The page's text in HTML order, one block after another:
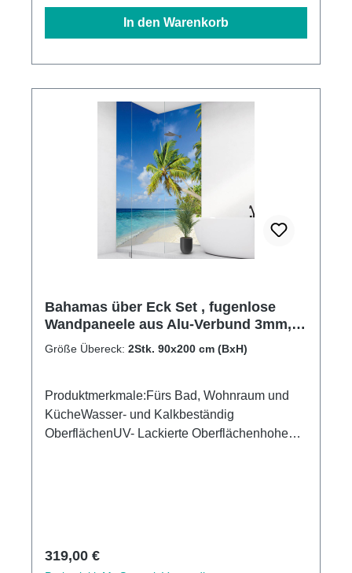
In den Warenkorb
Bahamas über Eck Set , fugenlose
Wandpaneele aus Alu-Verbund 3mm,
Duschrückwand
Größe Übereck: 2Stk. 90x200 cm (BxH)
Produktmerkmale:Fürs Bad, Wohnraum und
KücheWasser- und Kalkbeständig
OberflächenUV- Lackierte Oberflächenhohe
Regulärer Preis:
319,00 €